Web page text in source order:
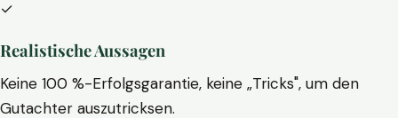
✓
Realistische Aussagen
Keine 100 %-Erfolgsgarantie, keine „Tricks", um den
Gutachter auszutricksen.